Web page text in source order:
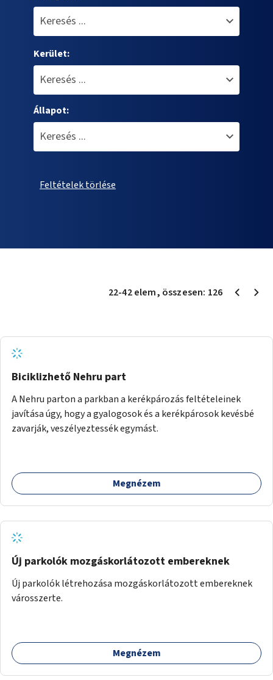
Kerület:
Állapot:
Feltételek törlése
22-42elem, összesen: 126
Biciklizhető Nehru part
A Nehru parton a parkban a kerékpározás feltételeinek
javítása úgy, hogy a gyalogosok és a kerékpárosok kevésbé
zavarják, veszélyeztessék egymást.
Megnézem
Új parkolók mozgáskorlátozott embereknek
Új parkolók létrehozása mozgáskorlátozott embereknek
városszerte.
Megnézem